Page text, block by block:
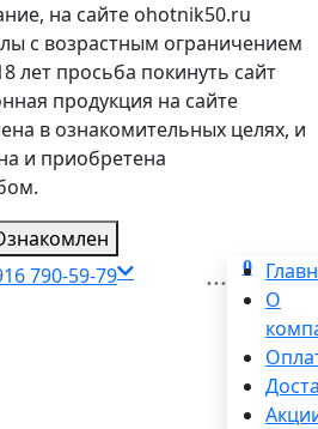
на сайте ohotnik50.ru
с возрастным ограничением
лет просьба покинуть сайт
продукция на сайте
в ознакомительных целях, и
и приобретена
790-59-79
0
...
О